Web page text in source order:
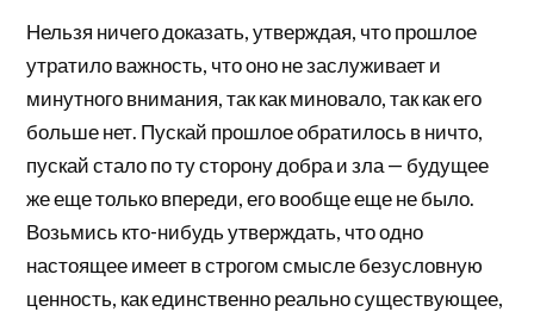
Нельзя ничего доказать, утверждая, что прошлое
утратило важность, что оно не заслуживает и
минутного внимания, так как миновало, так как его
больше нет. Пускай прошлое обратилось в ничто,
пускай стало по ту сторону добра и зла — будущее
же еще только впереди, его вообще еще не было.
Возьмись кто-нибудь утверждать, что одно
настоящее имеет в строгом смысле безусловную
ценность, как единственно реально существующее,